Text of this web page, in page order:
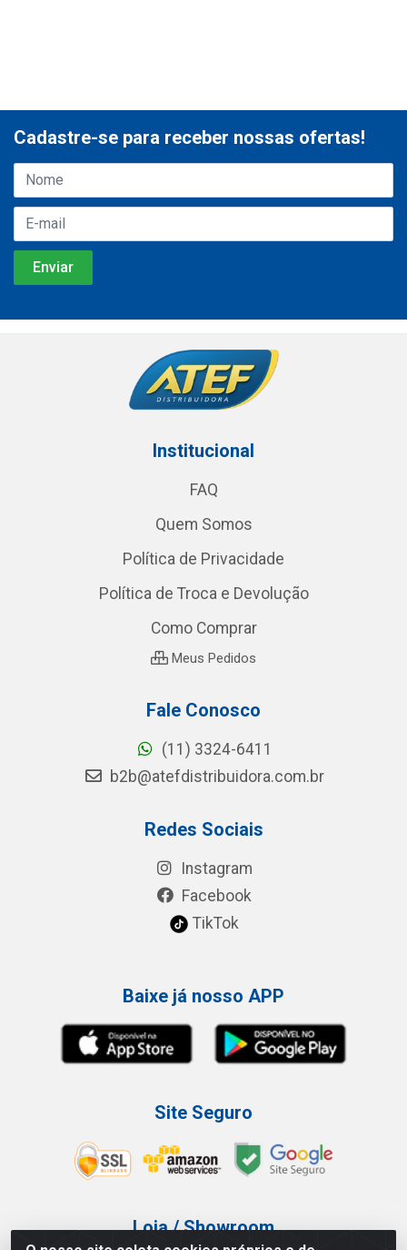
Cadastre-se para receber nossas ofertas!
Institucional
FAQ
Quem Somos
Política de Privacidade
Política de Troca e Devolução
Como Comprar
Meus Pedidos
Fale Conosco
(11) 3324-6411
b2b@atefdistribuidora.com.br
Redes Sociais
Instagram
Facebook
TikTok
Baixe já nosso APP
Site Seguro
Loja / Showroom